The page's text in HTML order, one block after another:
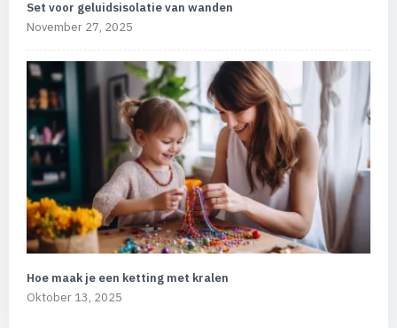
Set voor geluidsisolatie van wanden
November 27, 2025
Hoe maak je een ketting met kralen
Oktober 13, 2025